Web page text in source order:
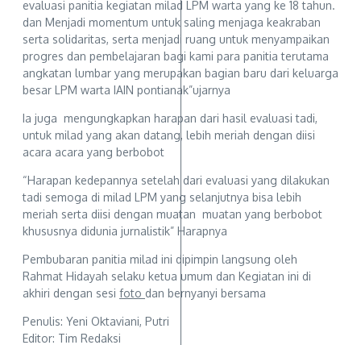
evaluasi panitia kegiatan milad LPM warta yang ke 18 tahun.
dan Menjadi momentum untuk saling menjaga keakraban
serta solidaritas, serta menjadi ruang untuk menyampaikan
progres dan pembelajaran bagi kami para panitia terutama
angkatan lumbar yang merupakan bagian baru dari keluarga
besar LPM warta IAIN pontianak”ujarnya
Ia juga mengungkapkan harapan dari hasil evaluasi tadi,
untuk milad yang akan datang, lebih meriah dengan diisi
acara acara yang berbobot
“Harapan kedepannya setelah dari evaluasi yang dilakukan
tadi semoga di milad LPM yang selanjutnya bisa lebih
meriah serta diisi dengan muatan muatan yang berbobot
khususnya didunia jurnalistik” Harapnya
Pembubaran panitia milad ini dipimpin langsung oleh
Rahmat Hidayah selaku ketua umum dan Kegiatan ini di
akhiri dengan sesi foto dan bernyanyi bersama
Penulis: Yeni Oktaviani, Putri
Editor: Tim Redaksi